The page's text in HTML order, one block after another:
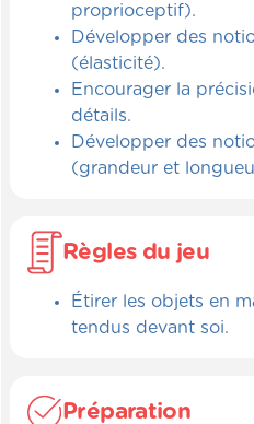
proprioceptif).
Développer des
(élasticité).
Encourager la
détails.
Développer des
(grandeur et
Règles du jeu
Étirer les objets en
tendus devant soi.
Préparation